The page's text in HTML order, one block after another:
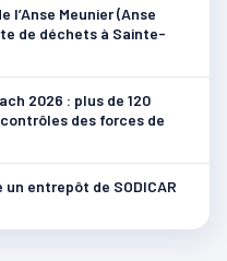
l’Anse Meunier (Anse
de déchets à Sainte-
2026 : plus de 120
des forces de
entrepôt de SODICAR